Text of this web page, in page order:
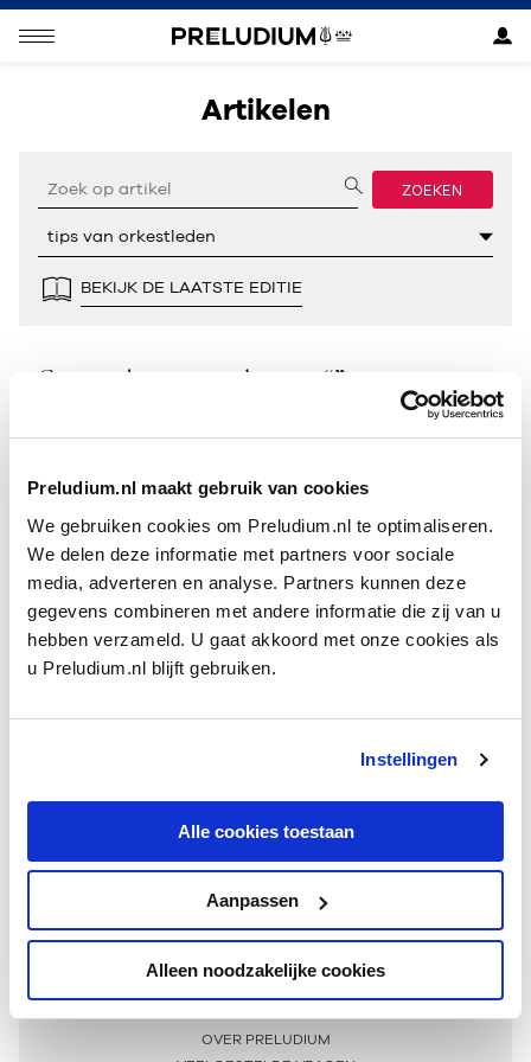
Preludium.nl maakt gebruik van cookies
We gebruiken cookies om Preludium.nl te optimaliseren.
We delen deze informatie met partners voor sociale
media, adverteren en analyse. Partners kunnen deze
gegevens combineren met andere informatie die zij van u
hebben verzameld. U gaat akkoord met onze cookies als
u Preludium.nl blijft gebruiken.
Instellingen
Alle cookies toestaan
Aanpassen
Alleen noodzakelijke cookies
Artikelen
ZOEKEN
BEKIJK DE LAATSTE EDITIE
Geen resultaten gevonden voor “”.
Meer informatie
OVER PRELUDIUM